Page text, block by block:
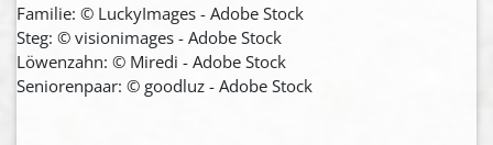
Familie: © LuckyImages - Adobe Stock
Steg: © visionimages - Adobe Stock
Löwenzahn: © Miredi - Adobe Stock
Seniorenpaar: © goodluz - Adobe Stock